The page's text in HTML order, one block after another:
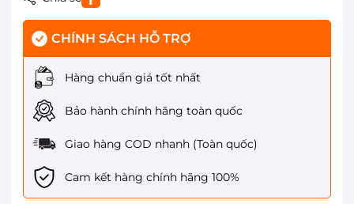
CHÍNH SÁCH HỖ TRỢ
Hàng chuẩn giá tốt nhất
Bảo hành chính hãng toàn quốc
Giao hàng COD nhanh (Toàn quốc)
Cam kết hàng chính hãng 100%